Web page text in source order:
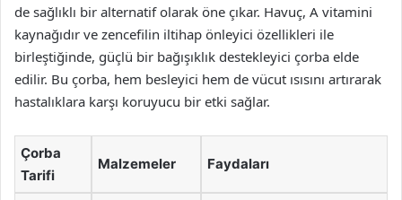
de sağlıklı bir alternatif olarak öne çıkar. Havuç, A vitamini
kaynağıdır ve zencefilin iltihap önleyici özellikleri ile
birleştiğinde, güçlü bir bağışıklık destekleyici çorba elde
edilir. Bu çorba, hem besleyici hem de vücut ısısını artırarak
hastalıklara karşı koruyucu bir etki sağlar.
Çorba
Tarifi
Malzemeler Faydaları